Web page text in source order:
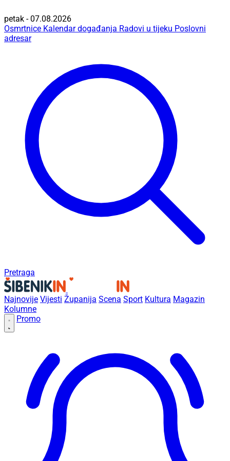
petak - 07.08.2026
Osmrtnice Kalendar događanja Radovi u tijeku Poslovni
adresar
Pretraga
Najnovije Vijesti Županija Scena Sport Kultura Magazin
Kolumne
Promo